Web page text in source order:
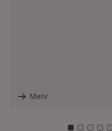
Mehr